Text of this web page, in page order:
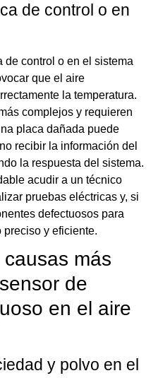
de control o en
de control o en el sistema
que el aire
la temperatura.
complejos y requieren
placa dañada puede
recibir la información del
la respuesta del sistema.
acudir a un técnico
pruebas eléctricas y, si
defectuosos para
y eficiente.
más
de
en el aire
y polvo en el